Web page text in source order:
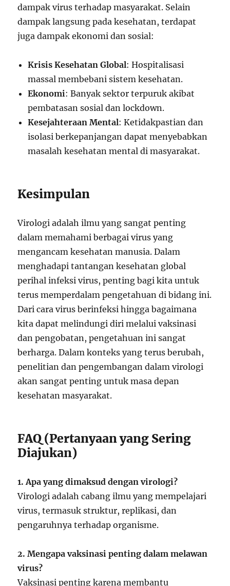
dampak virus terhadap masyarakat. Selain
dampak langsung pada kesehatan, terdapat
juga dampak ekonomi dan sosial:
Krisis Kesehatan Global: Hospitalisasi
massal membebani sistem kesehatan.
Ekonomi: Banyak sektor terpuruk akibat
pembatasan sosial dan lockdown.
Kesejahteraan Mental: Ketidakpastian dan
isolasi berkepanjangan dapat menyebabkan
masalah kesehatan mental di masyarakat.
Kesimpulan
Virologi adalah ilmu yang sangat penting
dalam memahami berbagai virus yang
mengancam kesehatan manusia. Dalam
menghadapi tantangan kesehatan global
perihal infeksi virus, penting bagi kita untuk
terus memperdalam pengetahuan di bidang ini.
Dari cara virus berinfeksi hingga bagaimana
kita dapat melindungi diri melalui vaksinasi
dan pengobatan, pengetahuan ini sangat
berharga. Dalam konteks yang terus berubah,
penelitian dan pengembangan dalam virologi
akan sangat penting untuk masa depan
kesehatan masyarakat.
FAQ (Pertanyaan yang Sering
Diajukan)
1. Apa yang dimaksud dengan virologi?
Virologi adalah cabang ilmu yang mempelajari
virus, termasuk struktur, replikasi, dan
pengaruhnya terhadap organisme.
2. Mengapa vaksinasi penting dalam melawan
virus?
Vaksinasi penting karena membantu